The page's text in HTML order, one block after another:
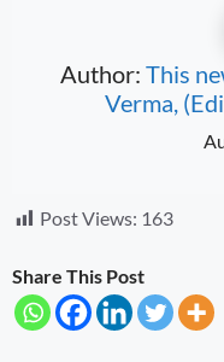
Author: This
Verma,
Post Views: 163
Share This Post